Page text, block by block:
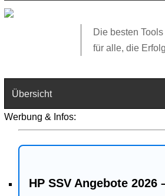
Die besten
für alle, die
Übersicht
Technik
Web
Werbung & Infos:
HP SSV Angebote 2026